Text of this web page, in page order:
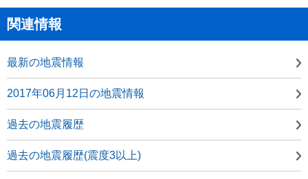
関連情報
最新の地震情報
2017年06月12日の地震情報
過去の地震履歴
過去の地震履歴(震度3以上)